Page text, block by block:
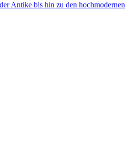
Antike bis hin zu den hochmodernen